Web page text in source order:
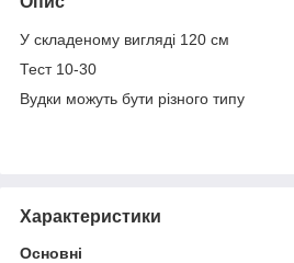
У складеному вигляді 120 см
Тест 10-30
Вудки можуть бути різного типу
Характеристики
Основні